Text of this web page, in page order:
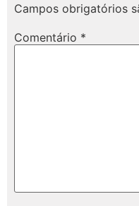
Campos obrigatórios
Comentário *